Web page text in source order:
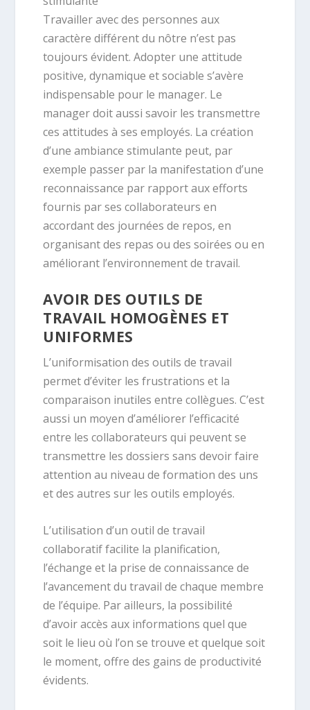
Travailler avec des personnes aux
caractère différent du nôtre n’est pas
toujours évident. Adopter une attitude
positive, dynamique et sociable s’avère
indispensable pour le manager. Le
manager doit aussi savoir les transmettre
ces attitudes à ses employés. La création
d’une ambiance stimulante peut, par
exemple passer par la manifestation d’une
reconnaissance par rapport aux efforts
fournis par ses collaborateurs en
accordant des journées de repos, en
organisant des repas ou des soirées ou en
améliorant l’environnement de travail.
AVOIR DES OUTILS DE
TRAVAIL HOMOGÈNES ET
UNIFORMES
L’uniformisation des outils de travail
permet d’éviter les frustrations et la
comparaison inutiles entre collègues. C’est
aussi un moyen d’améliorer l’efficacité
entre les collaborateurs qui peuvent se
transmettre les dossiers sans devoir faire
attention au niveau de formation des uns
et des autres sur les outils employés.
L’utilisation d’un outil de travail
collaboratif facilite la planification,
l’échange et la prise de connaissance de
l’avancement du travail de chaque membre
de l’équipe. Par ailleurs, la possibilité
d’avoir accès aux informations quel que
soit le lieu où l’on se trouve et quelque soit
le moment, offre des gains de productivité
évidents.